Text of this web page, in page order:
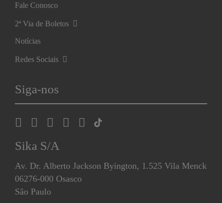
Fale Conosco
2ª Via de Boletos
Notícias
Redes Sociais
Siga-nos
Sika S/A
Av. Dr. Alberto Jackson Byington, 1.525 Vila Menck
06276-000 Osasco
São Paulo